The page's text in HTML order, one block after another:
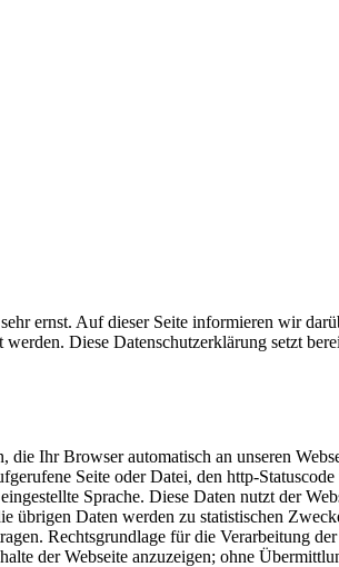
ernst. Auf dieser Seite informieren wir
Diese Datenschutzerklärung setzt
Ihr Browser automatisch an unseren
Seite oder Datei, den http-
Sprache. Diese Daten nutzt der
übrigen Daten werden zu statistischen
Rechtsgrundlage für die Verarbeitung
der Webseite anzuzeigen; ohne